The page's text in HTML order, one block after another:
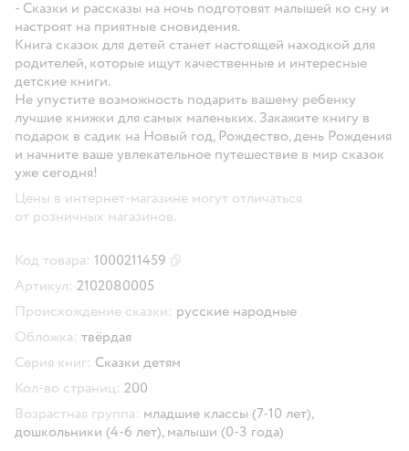
- Сказки и рассказы на ночь подготовят малышей ко сну и
настроят на приятные сновидения.
Книга сказок для детей станет настоящей находкой для
родителей, которые ищут качественные и интересные
детские книги.
Не упустите возможность подарить вашему ребенку
лучшие книжки для самых маленьких. Закажите книгу в
подарок в садик на Новый год, Рождество, день Рождения
и начните ваше увлекательное путешествие в мир сказок
уже сегодня!
Цены в интернет-магазине могут отличаться
от розничных магазинов.
Код товара: 1000211459
Артикул: 2102080005
Происхождение сказки: русские народные
Обложка: твёрдая
Серия книг: Сказки детям
Кол-во страниц: 200
Возрастная группа: младшие классы (7-10 лет),
дошкольники (4-6 лет), малыши (0-3 года)